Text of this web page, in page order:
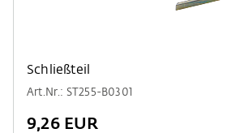
Schließteil
Art.Nr.: ST255-B0301
9,26 EUR